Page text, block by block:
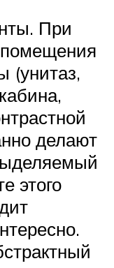
При
(унитаз,
делают
этого